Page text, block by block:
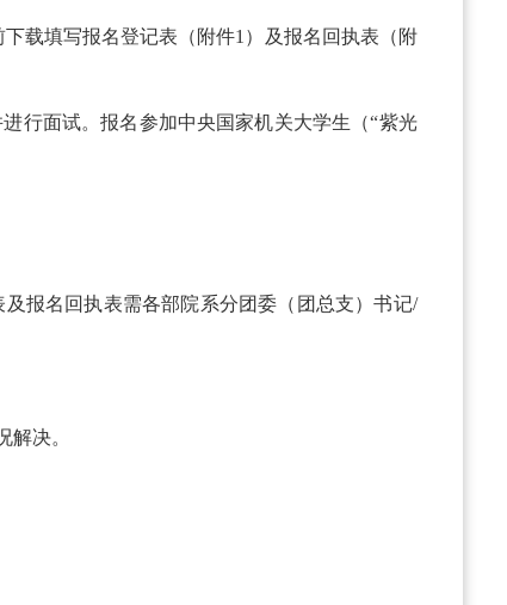
载填写报名登记表（附件1）及报名回执表（附
行面试。报名参加中央国家机关大学生（“紫光
报名回执表需各部院系分团委（团总支）书记/
决。